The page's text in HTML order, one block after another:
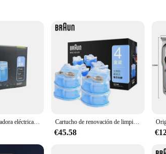
personal care devices. Designed for seamless
that your Braun shaver remains in peak condition,
the risk of leaks and maximizing the shaving
the Braun Refill Cartridges offer unmatched
your Braun device without the hassle of
in Braun personal care devices.
the casual shaver to the professional barber. The
Braun CCR4 Afeitadora eléctrica limpieza renovar cartuchos de repuesto solución limpiadora de afeitadora para afeitadora Braun Cartucho de renovación de limpieza de Afeitadora eléctrica Braun con centro de limpieza automático, limpia germes de rechoncho fuera del cabezal de afeitadora
€45.58